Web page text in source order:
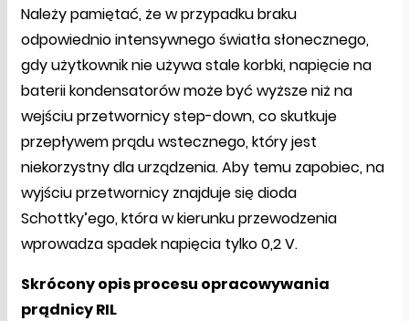
Należy pamiętać, że w przypadku braku
odpowiednio intensywnego światła słonecznego,
gdy użytkownik nie używa stale korbki, napięcie na
baterii kondensatorów może być wyższe niż na
wejściu przetwornicy step-down, co skutkuje
przepływem prądu wstecznego, który jest
niekorzystny dla urządzenia. Aby temu zapobiec, na
wyjściu przetwornicy znajduje się dioda
Schottky’ego, która w kierunku przewodzenia
wprowadza spadek napięcia tylko 0,2 V.
Skrócony opis procesu opracowywania
prądnicy RIL